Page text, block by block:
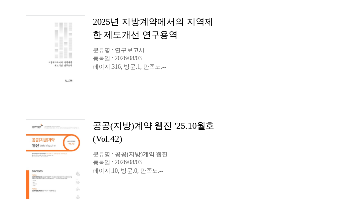
2025년 지방계약에서의 지역제
한 제도개선 연구용역
분류명 : 연구보고서
등록일 : 2026/08/03
페이지:316, 방문:1, 만족도:--
공공(지방)계약 웹진 '25.10월호
(Vol.42)
분류명 : 공공(지방)계약 웹진
등록일 : 2026/08/03
페이지:10, 방문:0, 만족도:--